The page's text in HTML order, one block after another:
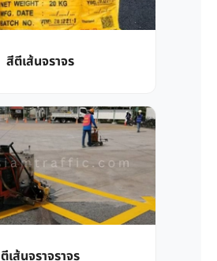
สีตีเส้นจราจร
ตีเส้นจราจราจร